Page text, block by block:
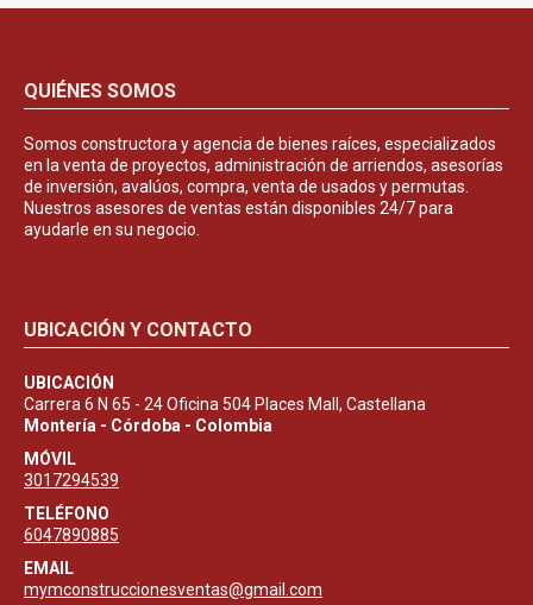
QUIÉNES SOMOS
Somos constructora y agencia de bienes raíces, especializados
en la venta de proyectos, administración de arriendos, asesorías
de inversión, avalúos, compra, venta de usados y permutas.
Nuestros asesores de ventas están disponibles 24/7 para
ayudarle en su negocio.
UBICACIÓN Y CONTACTO
UBICACIÓN
Carrera 6 N 65 - 24 Oficina 504 Places Mall, Castellana
Montería - Córdoba - Colombia
MÓVIL
3017294539
TELÉFONO
6047890885
EMAIL
mymconstruccionesventas@gmail.com